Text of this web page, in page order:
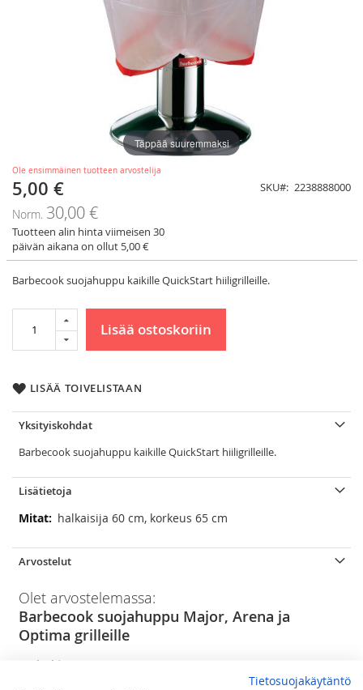
Ole ensimmäinen tuotteen arvostelija
Tarjoushinta
5,00 €
Norm. 30,00 €
Tuotteen alin hinta viimeisen 30
päivän aikana on ollut 5,00 €
SKU 2238888000
Barbecook suojahuppu kaikille QuickStart hiiligrilleille.
Lisää ostoskoriin
LISÄÄ TOIVELISTAAN
Täppää suuremmaksi
Yksityiskohdat
Barbecook suojahuppu kaikille QuickStart hiiligrilleille.
Lisätietoja
Lisätietojahalkaisija 60 cm, korkeus 65 cm
Arvostelut
Olet arvostelemassa:
Barbecook suojahuppu Major, Arena ja
Optima grilleille
Arviosi
Tietosuojakäytäntö